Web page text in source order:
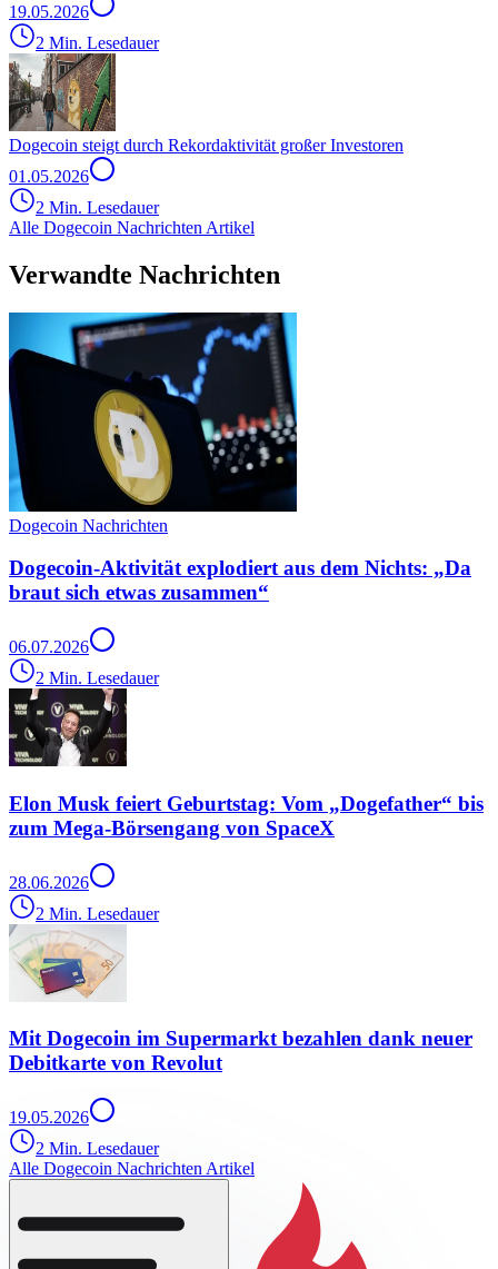
19.05.2026
2 Min. Lesedauer
Dogecoin steigt durch Rekordaktivität großer Investoren
01.05.2026
2 Min. Lesedauer
Alle Dogecoin Nachrichten Artikel
Verwandte Nachrichten
Dogecoin Nachrichten
Dogecoin-Aktivität explodiert aus dem Nichts: „Da
braut sich etwas zusammen“
06.07.2026
2 Min. Lesedauer
Elon Musk feiert Geburtstag: Vom „Dogefather“ bis
zum Mega-Börsengang von SpaceX
28.06.2026
2 Min. Lesedauer
Mit Dogecoin im Supermarkt bezahlen dank neuer
Debitkarte von Revolut
19.05.2026
2 Min. Lesedauer
Alle Dogecoin Nachrichten Artikel